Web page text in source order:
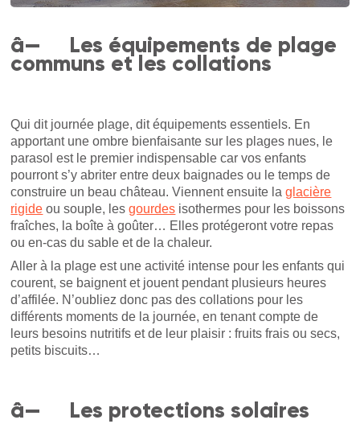
â— Les équipements de plage
communs et les collations
Qui dit journée plage, dit équipements essentiels. En
apportant une ombre bienfaisante sur les plages nues, le
parasol est le premier indispensable car vos enfants
pourront s’y abriter entre deux baignades ou le temps de
construire un beau château. Viennent ensuite laglacière
rigide ou souple, lesgourdes isothermes pour les boissons
fraîches, la boîte à goûter… Elles protégeront votre repas
ou en-cas du sable et de la chaleur.
Aller à la plage est une activité intense pour les enfants qui
courent, se baignent et jouent pendant plusieurs heures
d’affilée. N’oubliez donc pas des collations pour les
différents moments de la journée, en tenant compte de
leurs besoins nutritifs et de leur plaisir : fruits frais ou secs,
petits biscuits…
â— Les protections solaires